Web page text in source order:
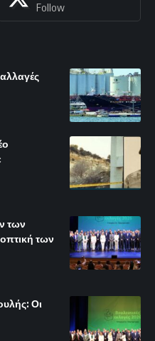
Follow
των
των
Οι